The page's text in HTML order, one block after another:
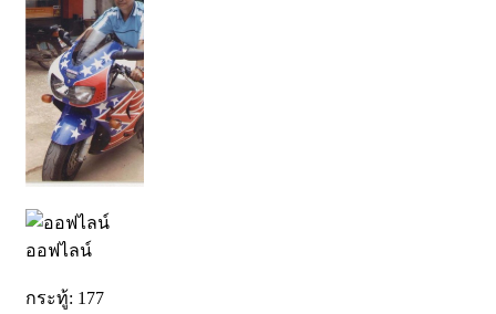
ออฟไลน์
กระทู้: 177